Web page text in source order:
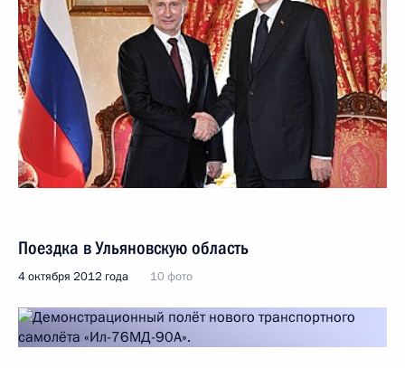
Поездка в Ульяновскую область
4 октября 2012 года 10 фото